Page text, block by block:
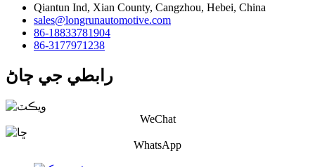
Qiantun Ind, Xian County, Cangzhou, Hebei, China
sales@longrunautomotive.com
86-18833781904
86-3177971238
رابطي جي ڄاڻ
WeChat
WhatsApp